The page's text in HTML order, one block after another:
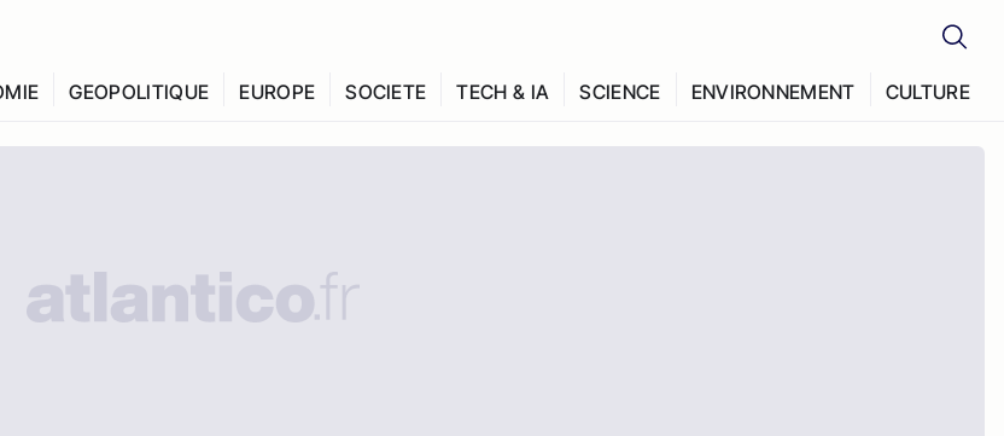
GEOPOLITIQUE EUROPE SOCIETE TECH & IA SCIENCE ENVIRONNEMENT CULTURE